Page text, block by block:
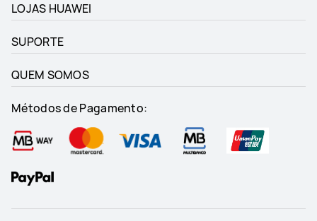
LOJAS HUAWEI
SUPORTE
QUEM SOMOS
Métodos de Pagamento: